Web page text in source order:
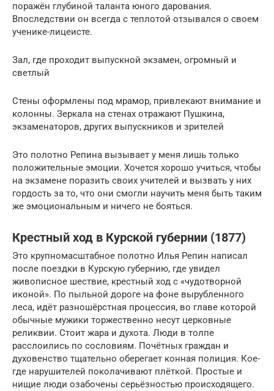
поражён глубиной таланта юного дарования.
Впоследствии он всегда с теплотой отзывался о своем
ученике-лицеисте.
Зал, где проходит выпускной экзамен, огромный и
светлый
Стены оформлены под мрамор, привлекают внимание и
колонны. Зеркала на стенах отражают Пушкина,
экзаменаторов, других выпускников и зрителей
Это полотно Репина вызывает у меня лишь только
положительные эмоции. Хочется хорошо учиться, чтобы
на экзамене поразить своих учителей и вызвать у них
гордость за то, что они смогли научить меня быть таким
же эмоциональным и ничего не бояться.
Крестный ход в Курской губернии (1877)
Это крупномасштабное полотно Илья Репин написал
после поездки в Курскую губернию, где увидел
живописное шествие, крестный ход с «чудотворной
иконой». По пыльной дороге на фоне вырубленного
леса, идёт разношёрстная процессия, во главе которой
обычные мужики торжественно несут церковные
реликвии. Стоит жара и духота. Люди в толпе
расслоились по сословиям. Почётных граждан и
духовенство тщательно оберегает конная полиция. Кое-
где нарушителей поколачивают плёткой. Простые и
нищие люди озабочены серьёзностью происходящего.